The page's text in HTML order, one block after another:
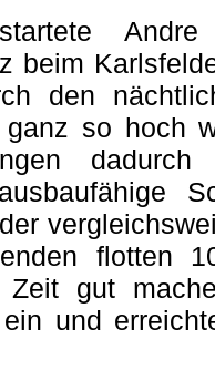
beim
den
ganz so hoch
flotten
gut
und